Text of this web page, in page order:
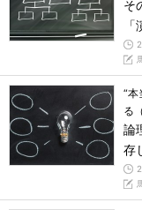
そ
“本
る
論
存